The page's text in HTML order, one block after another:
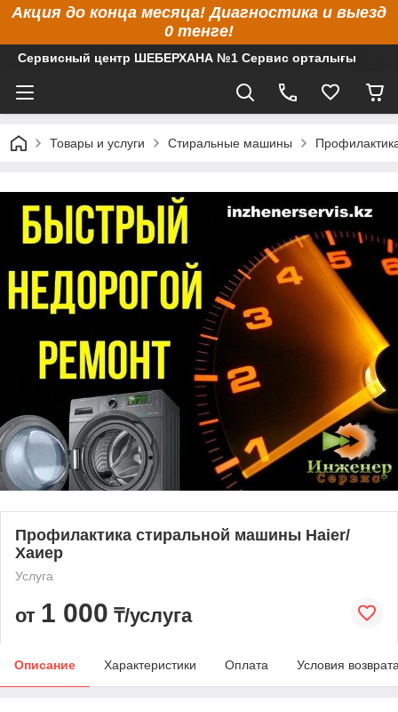
Акция до конца месяца! Диагностика и выезд
0 тенге!
Сервисный центр ШЕБЕРХАНА №1 Сервис орталығы
Товары и услуги Стиральные машины
Профилактика стиральной машины Haier/
Хаиер
Услуга
от 1 000 ₸/услуга
Описание Характеристики Оплата Условия